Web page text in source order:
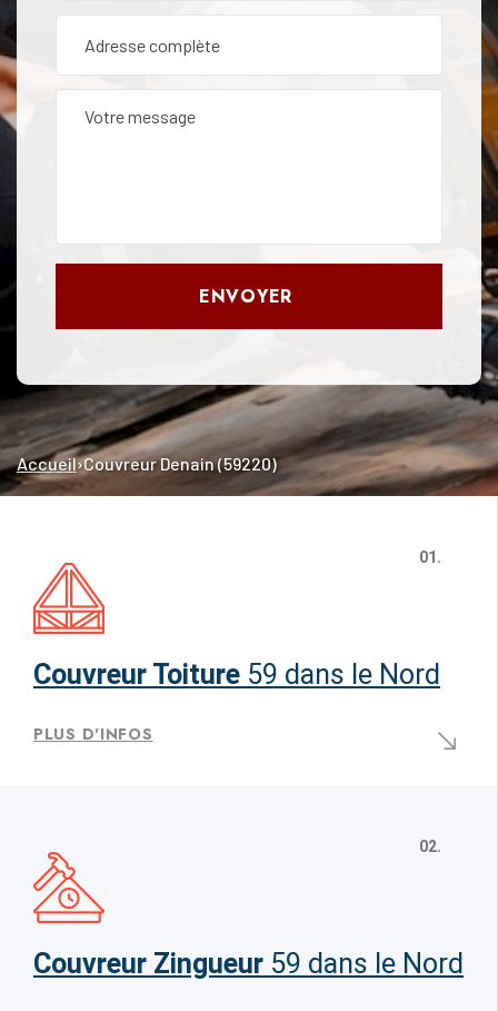
ENVOYER
Accueil›Couvreur Denain (59220)
01.
Couvreur Toiture 59 dans le Nord
PLUS D'INFOS
02.
Couvreur Zingueur 59 dans le Nord